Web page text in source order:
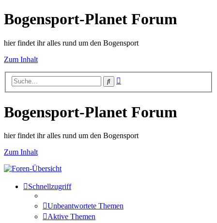
Bogensport-Planet Forum
hier findet ihr alles rund um den Bogensport
Zum Inhalt
Suche
Bogensport-Planet Forum
hier findet ihr alles rund um den Bogensport
Zum Inhalt
Schnellzugriff
Unbeantwortete Themen
Aktive Themen